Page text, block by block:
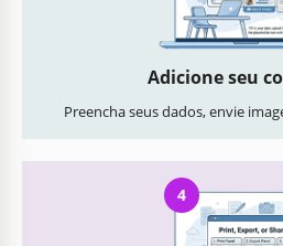
Adicione seu
Preencha seus dados, envie
4